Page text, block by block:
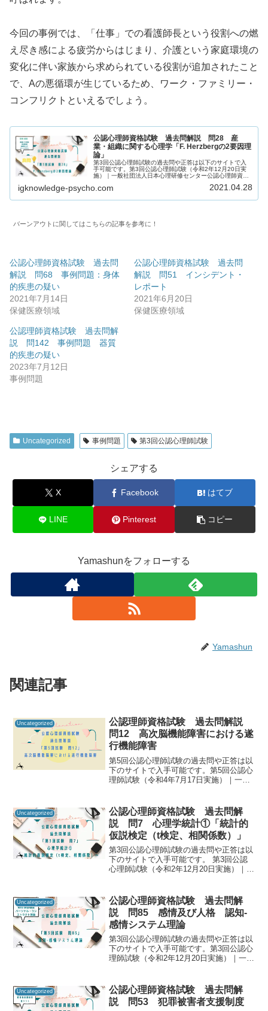
今回の事例では、「仕事」での看護師長という役割への燃
え尽き感による疲労からはじまり、介護という家庭環境の
変化に伴い家族から求められている役割が追加されたこと
で、Aの悪循環が生じているため、ワーク・ファミリー・
コンフリクトといえるでしょう。
公認心理師資格試験 過去問解説 問28 産
業・組織に関する心理学「F. Herzbergの2要因理
論」
第3回公認心理師試験の過去問や正答は以下のサイトで入
手可能です。第3回公認心理師試験（令和2年12月20日実
施）｜一般社団法人日本心理研修センター公認心理師資格
知識は何か」を知るための手が...
igknowledge-psycho.com 2021.04.28
バーンアウトに関してはこちらの記事を参考に！
公認心理師資格試験 過去問
解説 問68 事例問題：身体
的疾患の疑い
2021年7月14日
保健医療領域
公認心理師資格試験 過去問
解説 問51 インシデント・
レポート
2021年6月20日
保健医療領域
公認理師資格試験 過去問解
説 問142 事例問題 器質
的疾患の疑い
2023年7月12日
事例問題
Uncategorized 事例問題 第3回公認心理師試験
シェアする
X Facebook はてブ
LINE Pinterest コピー
Yamashunをフォローする
Yamashun
関連記事
Uncategorized
公認理師資格試験 過去問解説
問12 高次脳機能障害における遂
行機能障害
第5回公認心理師試験の過去問や正答は以
下のサイトで入手可能です。第5回公認心
理師試験（令和4年7月17日実施）｜一般
ることで「自分に必要な知識は何か」を
知るための手がか...
Uncategorized
公認心理師資格試験 過去問解
説 問7 心理学統計①「統計的
仮説検定（t検定、相関係数）」
第3回公認心理師試験の過去問や正答は以
下のサイトで入手可能です。 第3回公認
心理師試験（令和2年12月20日実施）｜一
り返ることで「自分に必要な知識は何
か」を知るた...
Uncategorized
公認心理師資格試験 過去問解
説 問85 感情及び人格 認知-
感情システム理論
第3回公認心理師試験の過去問や正答は以
下のサイトで入手可能です。第3回公認心
理師試験（令和2年12月20日実施）｜一般
ることで「自分に必要な知識は何か」を
知るための手が...
Uncategorized
公認心理師資格試験 過去問解
説 問53 犯罪被害者支援制度